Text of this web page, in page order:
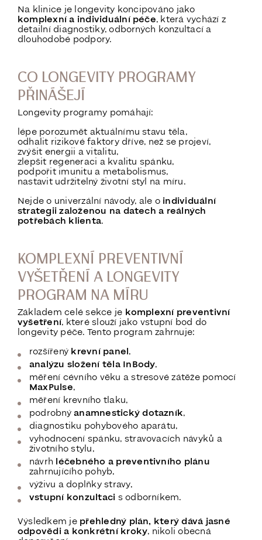
Na klinice je longevity koncipováno jako
komplexní a individuální péče, která vychází z
detailní diagnostiky, odborných konzultací a
dlouhodobé podpory.
CO LONGEVITY PROGRAMY
PŘINÁŠEJÍ
Longevity programy pomáhají:
lépe porozumět aktuálnímu stavu těla,
odhalit rizikové faktory dříve, než se projeví,
zvýšit energii a vitalitu,
zlepšit regeneraci a kvalitu spánku,
podpořit imunitu a metabolismus,
nastavit udržitelný životní styl na míru.
Nejde o univerzální návody, ale o individuální
strategii založenou na datech a reálných
potřebách klienta.
KOMPLEXNÍ PREVENTIVNÍ
VYŠETŘENÍ A LONGEVITY
PROGRAM NA MÍRU
Základem celé sekce je komplexní preventivní
vyšetření, které slouží jako vstupní bod do
longevity péče. Tento program zahrnuje:
rozšířený krevní panel,
analýzu složení těla InBody,
měření cévního věku a stresové zátěže pomocí
MaxPulse,
měření krevního tlaku,
podrobnýanamnestický dotazník,
diagnostiku pohybového aparátu,
vyhodnocení spánku, stravovacích návyků a
životního stylu,
návrh léčebného a preventivního plánu
zahrnujícího pohyb,
výživu a doplňky stravy,
vstupní konzultaci s odborníkem.
Výsledkem je přehledný plán, který dává jasné
odpovědi a konkrétní kroky, nikoli obecná